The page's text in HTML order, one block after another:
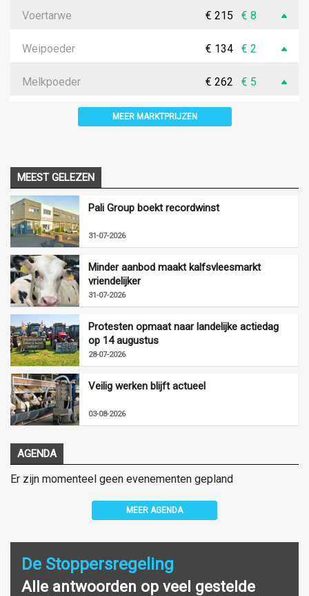
Voertarwe € 215 € 8
Weipoeder € 134 € 2
Melkpoeder € 262 € 5
MEER MARKTPRIJZEN
MEEST GELEZEN
Pali Group boekt recordwinst
31-07-2026
Minder aanbod maakt kalfsvleesmarkt
vriendelijker
31-07-2026
Protesten opmaat naar landelijke actiedag
op 14 augustus
28-07-2026
Veilig werken blijft actueel
03-08-2026
AGENDA
Er zijn momenteel geen evenementen gepland
MEER AGENDA
De Stoppersregeling
Alle antwoorden op veel gestelde